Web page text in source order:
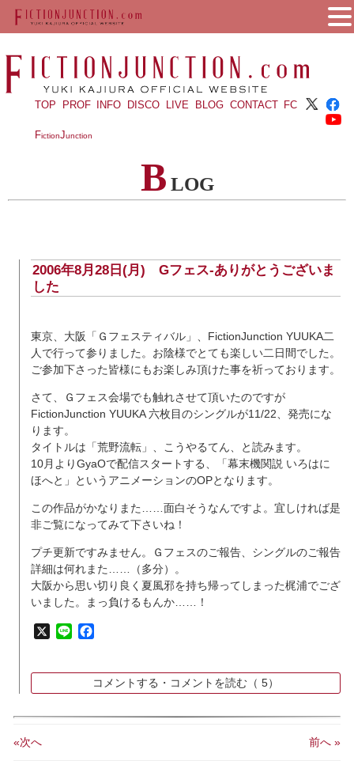
TOP PROF INFO DISCO LIVE BLOG CONTACT FC
FictionJunction
B LOG
2006年8月28日(月) Gフェス-ありがとうございま
した
東京、大阪「Ｇフェスティバル」、FictionJunction YUUKA二
人で行って参りました。お陰様でとても楽しい二日間でした。
ご参加下さった皆様にもお楽しみ頂けた事を祈っております。
さて、Ｇフェス会場でも触れさせて頂いたのですが
FictionJunction YUUKA 六枚目のシングルが11/22、発売にな
ります。
タイトルは「荒野流転」、こうやるてん、と読みます。
10月よりGyaOで配信スタートする、「幕末機関説 いろはに
ほへと」というアニメーションのOPとなります。
この作品がかなりまた……面白そうなんですよ。宜しければ是
非ご覧になってみて下さいね！
プチ更新ですみません。Ｇフェスのご報告、シングルのご報告
詳細は何れまた……（多分）。
大阪から思い切り良く夏風邪を持ち帰ってしまった梶浦でござ
いました。まっ負けるもんか……！
X Line
コメントする・コメントを読む（ 5）
«次へ 前へ »